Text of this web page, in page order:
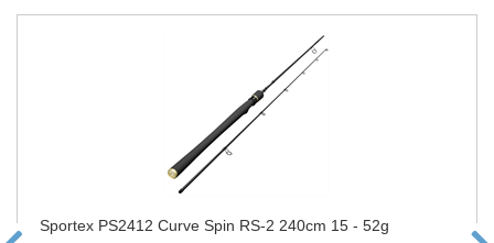
Sportex PS2412 Curve Spin RS-2 240cm 15 - 52g